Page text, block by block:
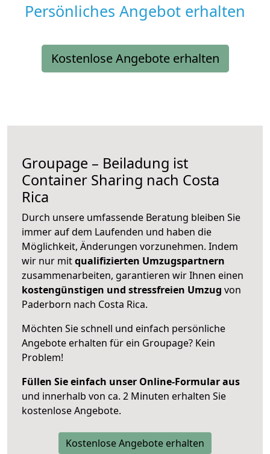
Persönliches Angebot erhalten
Kostenlose Angebote erhalten
Groupage – Beiladung ist
Container Sharing nach Costa
Rica
Durch unsere umfassende Beratung bleiben Sie
immer auf dem Laufenden und haben die
Möglichkeit, Änderungen vorzunehmen. Indem
wir nur mitqualifizierten Umzugspartnern
zusammenarbeiten, garantieren wir Ihnen einen
kostengünstigen und stressfreien Umzug von
Paderborn nach Costa Rica.
Möchten Sie schnell und einfach persönliche
Angebote erhalten für ein Groupage? Kein
Problem!
Füllen Sie einfach unser Online-Formular aus
und innerhalb von ca. 2 Minuten erhalten Sie
kostenlose Angebote.
Kostenlose Angebote erhalten